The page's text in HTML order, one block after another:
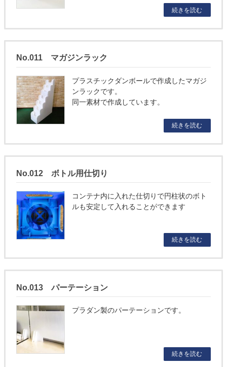
続きを読む
No.011 マガジンラック
プラスチックダンボールで作成したマガジ
ンラックです。
同一素材で作成しています。
続きを読む
No.012 ボトル用仕切り
コンテナ内に入れた仕切りで円柱状のボト
ルも安定して入れることができます
続きを読む
No.013 パーテーション
プラダン製のパーテーションです。
続きを読む